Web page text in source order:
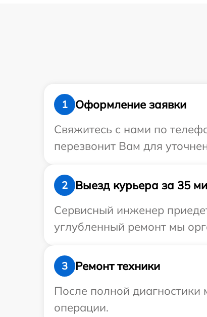
1
Оформление заявки
Свяжитесь с нами по
перезвонит Вам для
2
Выезд курьера за 35
Сервисный инженер
углубленный ремонт мы
3
Ремонт техники
После полной
операции.